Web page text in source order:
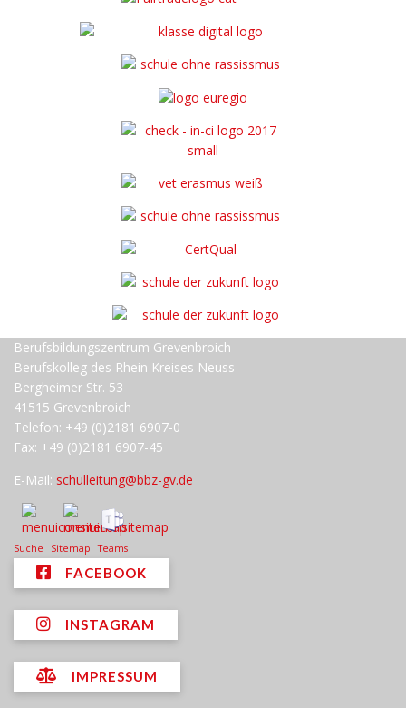
Berufsbildungszentrum Grevenbroich
Berufskolleg des Rhein Kreises Neuss
Bergheimer Str. 53
41515 Grevenbroich
Telefon: +49 (0)2181 6907-0
Fax: +49 (0)2181 6907-45
E-Mail: schulleitung@bbz-gv.de
Suche Sitemap Teams
FACEBOOK
INSTAGRAM
IMPRESSUM